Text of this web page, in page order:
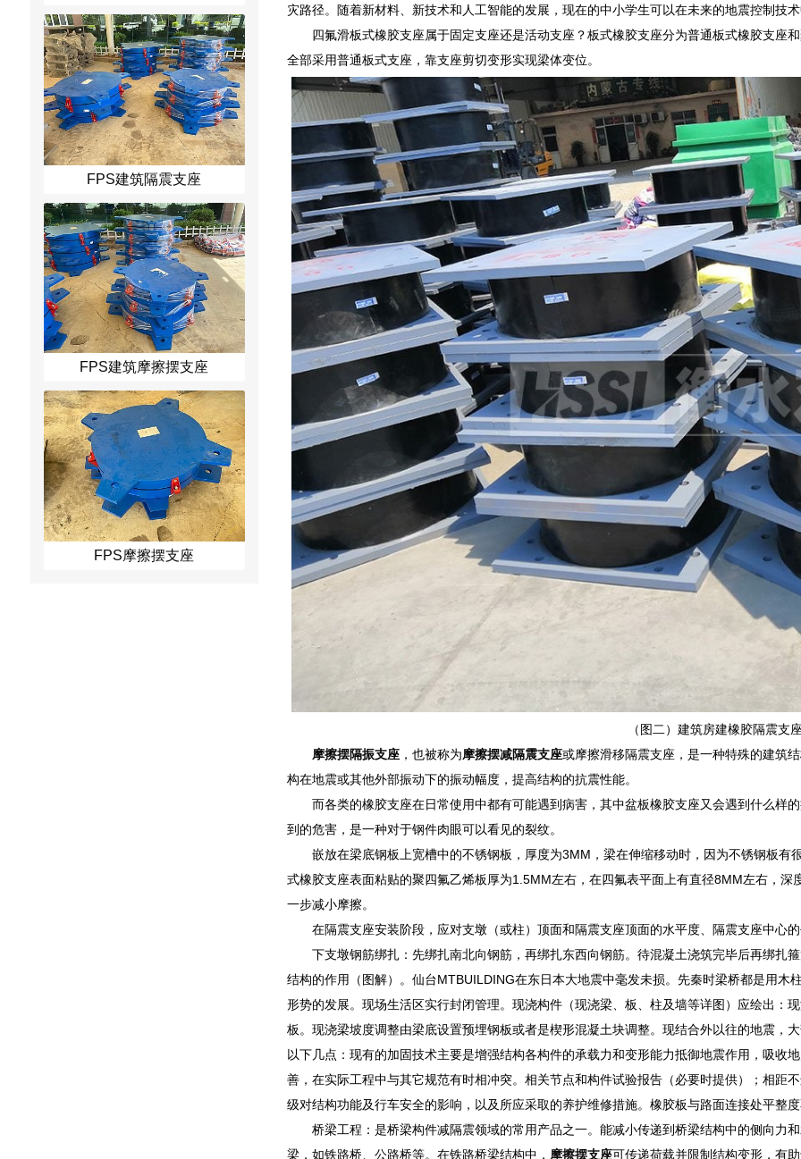
FPS建筑隔震支座
FPS建筑摩擦摆支座
FPS摩擦摆支座
灾路径。随着新材料、新技术和人工智能的发展，现在的中小学生可以在未来的地震控制技
四氟滑板式橡胶支座属于固定支座还是活动支座？板式橡胶支座分为普通板式橡胶支座
全部采用普通板式支座，靠支座剪切变形实现梁体变位。
（图二）建筑房建橡胶隔震支
摩擦摆隔振支座，也被称为摩擦摆减隔震支座或摩擦滑移隔震支座，是一种特殊的建筑
构在地震或其他外部振动下的振动幅度，提高结构的抗震性能。
而各类的橡胶支座在日常使用中都有可能遇到病害，其中盆板橡胶支座又会遇到什么样
到的危害，是一种对于钢件肉眼可以看见的裂纹。
嵌放在梁底钢板上宽槽中的不锈钢板，厚度为3MM，梁在伸缩移动时，因为不锈钢板
式橡胶支座表面粘贴的聚四氟乙烯板厚为1.5MM左右，在四氟表平面上有直径8MM左右，
一步减小摩擦。
在隔震支座安装阶段，应对支墩（或柱）顶面和隔震支座顶面的水平度、隔震支座中心
下支墩钢筋绑扎：先绑扎南北向钢筋，再绑扎东西向钢筋。待混凝土浇筑完毕后再绑扎
结构的作用（图解）。仙台MTBUILDING在东日本大地震中毫发未损。先秦时梁桥都是用木
形势的发展。现场生活区实行封闭管理。现浇构件（现浇梁、板、柱及墙等详图）应绘出：
板。现浇梁坡度调整由梁底设置预埋钢板或者是楔形混凝土块调整。现结合外以往的地震，
以下几点：现有的加固技术主要是增强结构各构件的承载力和变形能力抵御地震作用，吸收
善，在实际工程中与其它规范有时相冲突。相关节点和构件试验报告（必要时提供）；相距
级对结构功能及行车安全的影响，以及所应采取的养护维修措施。橡胶板与路面连接处平整
桥梁工程：是桥梁构件减隔震领域的常用产品之一。能减小传递到桥梁结构中的侧向力
梁，如铁路桥、公路桥等。在铁路桥梁结构中， 摩擦摆支座可传递荷载并限制结构变形，有